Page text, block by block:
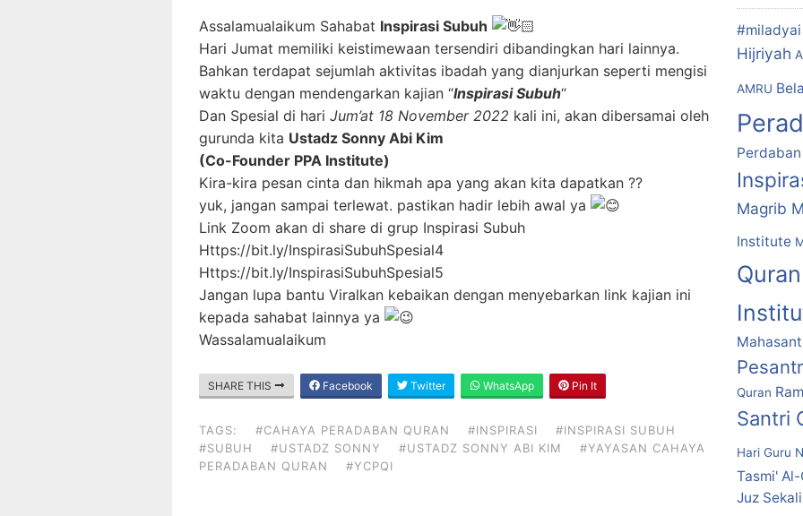
Assalamualaikum Sahabat Inspirasi Subuh
Hari Jumat memiliki keistimewaan tersendiri dibandingkan hari lainnya.
Bahkan terdapat sejumlah aktivitas ibadah yang dianjurkan seperti mengisi
waktu dengan mendengarkan kajian “Inspirasi Subuh“
Dan Spesial di hari Jum’at 18 November 2022 kali ini, akan dibersamai oleh
gurunda kita Ustadz Sonny Abi Kim
(Co-Founder PPA Institute)
Kira-kira pesan cinta dan hikmah apa yang akan kita dapatkan ??
yuk, jangan sampai terlewat. pastikan hadir lebih awal ya
Link Zoom akan di share di grup Inspirasi Subuh
Https://bit.ly/InspirasiSubuhSpesial4
Https://bit.ly/InspirasiSubuhSpesial5
Jangan lupa bantu Viralkan kebaikan dengan menyebarkan link kajian ini
kepada sahabat lainnya ya
Wassalamualaikum
SHARE THIS Facebook Twitter WhatsApp Pin It
TAGS: #CAHAYA PERADABAN QURAN #INSPIRASI
#INSPIRASI SUBUH
#SUBUH
#USTADZ SONNY #USTADZ SONNY ABI KIM
#YAYASAN CAHAYA
PERADABAN QURAN
#YCPQI
Hijriyah
AMRU
Magrib
Institute
Quran
Quran
Santri
Hari Guru
Tasmi'
Juz